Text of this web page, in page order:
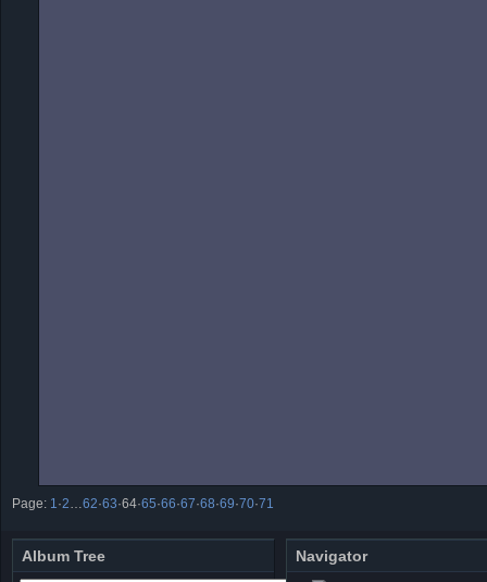
Page: 1 ·2 62·63·64·65·66·67·68·69·70·71
Album Tree Navigator